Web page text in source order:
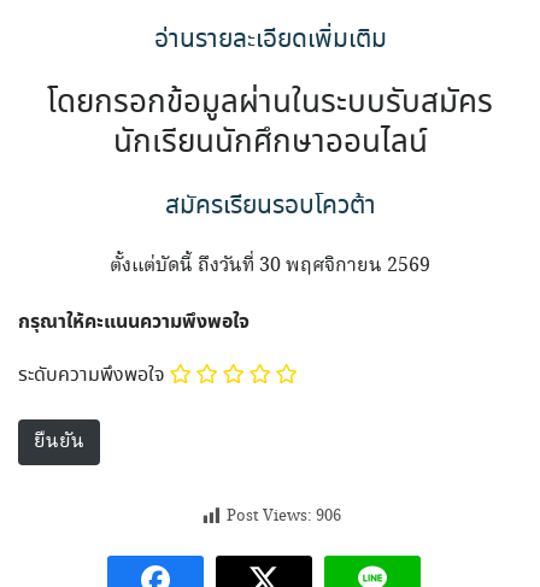
อ่านรายละเอียดเพิ่มเติม
โดยกรอกข้อมูลผ่านในระบบรับสมัคร
นักเรียนนักศึกษาออนไลน์
สมัครเรียนรอบโควต้า
ตั้งแต่บัดนี้ ถึงวันที่ 30 พฤศจิกายน 2569
กรุณาให้คะแนนความพึงพอใจ
ระดับความพึงพอใจ
Post Views: 906